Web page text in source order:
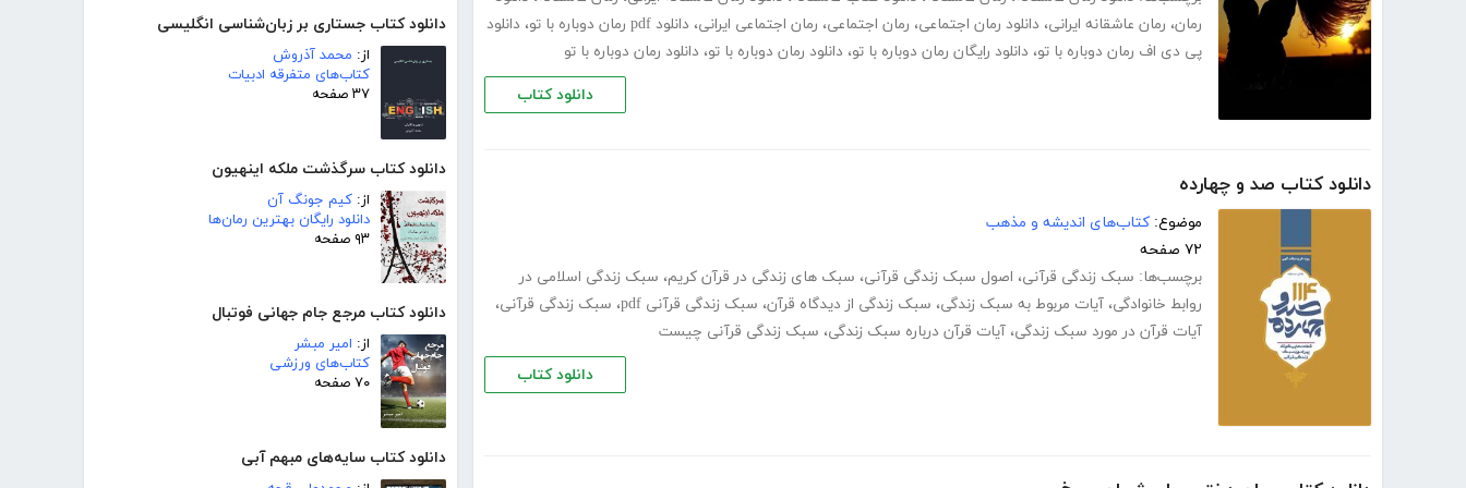
دانلود کتاب جستاری بر زبان‌شناسی انگلیسی
از: محمد آذروش
کتاب‌های متفرقه ادبیات
۳۷ صفحه
دانلود کتاب سرگذشت ملکه اینهیون
از: کیم جونگ آن
دانلود رایگان بهترین رمان‌ها
۹۳ صفحه
دانلود کتاب مرجع جام جهانی فوتبال
از: امیر مبشر
کتاب‌های ورزشی
۷۰ صفحه
دانلود کتاب سایه‌های مبهم آبی
رمان، رمان عاشقانه ایرانی، دانلود رمان اجتماعی، رمان اجتماعی، رمان اجتماعی ایرانی، دانلود pdf رمان دوباره با تو ، دانلود
پی دی اف رمان دوباره با تو، دانلود رایگان رمان دوباره با تو، دانلود رمان دوباره با تو، دانلود رمان دوباره با تو
دانلود کتاب
دانلود کتاب صد و چهارده
موضوع: کتاب‌های اندیشه و مذهب
۷۲ صفحه
برچسب‌ها: سبک زندگی قرآنی، اصول سبک زندگی قرآنی، سبک های زندگی در قرآن کریم، سبک زندگی اسلامی در
روابط خانوادگی، آیات مربوط به سبک زندگی، سبک زندگی از دیدگاه قرآن، سبک زندگی قرآنی pdf ، سبک زندگی قرآنی،
آیات قرآن در مورد سبک زندگی، آیات قرآن درباره سبک زندگی، سبک زندگی قرآنی چیست
دانلود کتاب